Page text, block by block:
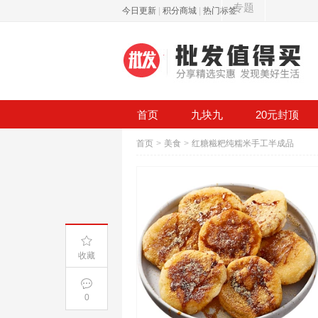
今日更新 积分商城 热门标签
首页 九块九 20元封顶
首页 > 美食 > 红糖糍粑纯糯米手工半成品
收藏
0
专题